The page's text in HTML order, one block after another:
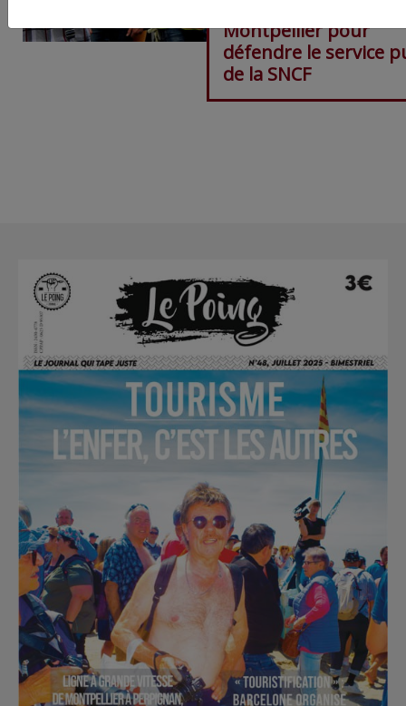
Montpellier pour
défendre le service
de la SNCF